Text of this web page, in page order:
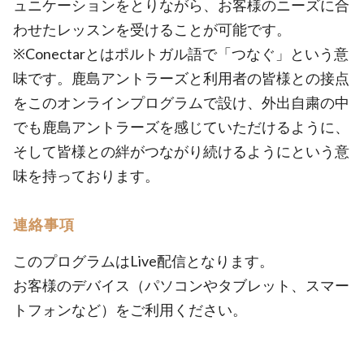
ュニケーションをとりながら、お客様のニーズに合
わせたレッスンを受けることが可能です。
※Conectarとはポルトガル語で「つなぐ」という意
味です。鹿島アントラーズと利用者の皆様との接点
をこのオンラインプログラムで設け、外出自粛の中
でも鹿島アントラーズを感じていただけるように、
そして皆様との絆がつながり続けるようにという意
味を持っております。
連絡事項
このプログラムはLive配信となります。
お客様のデバイス（パソコンやタブレット、スマー
トフォンなど）をご利用ください。